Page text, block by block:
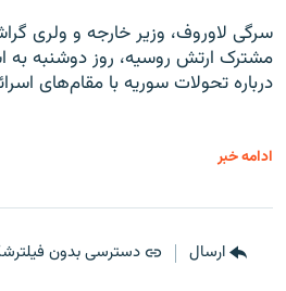
سرگی لاوروف، وزیر خارجه و ولری
مشترک ارتش روسیه، روز دوشنبه به
درباره تحولات سوریه با مقام‌های
ادامه خبر
ارسال دسترسی بدون